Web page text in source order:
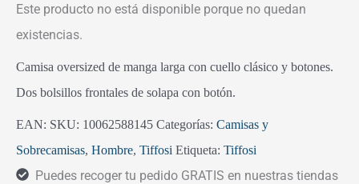
Este producto no está disponible porque no quedan
existencias.
Camisa oversized de manga larga con cuello clásico y botones.
Dos bolsillos frontales de solapa con botón.
EAN: SKU: 10062588145 Categorías: Camisas y
Sobrecamisas, Hombre, Tiffosi Etiqueta: Tiffosi
Puedes recoger tu pedido GRATIS en nuestras tiendas